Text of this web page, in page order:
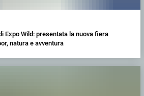
Expo Wild: presentata la nuova fiera
natura e avventura